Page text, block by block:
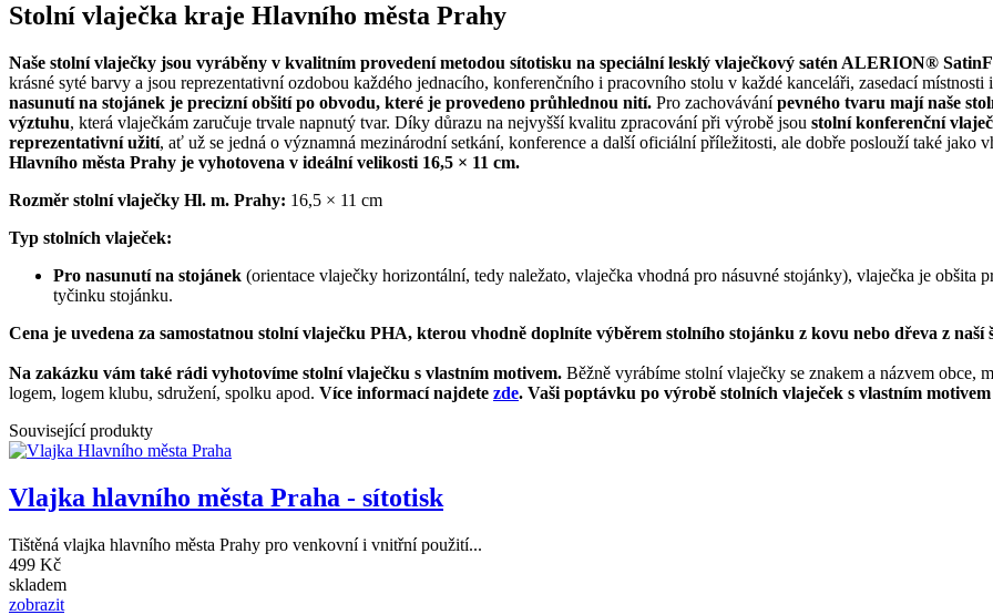
Stolní vlaječka kraje Hlavního města Prahy
Naše stolní vlaječky jsou vyráběny v kvalitním provedení metodou sítotisku na speciální lesklý vlaječkový satén ALERION®
krásné syté barvy a jsou reprezentativní ozdobou každého jednacího, konferenčního i pracovního stolu v každé kanceláři, zasedací místnosti
nasunutí na stojánek je precizní obšití po obvodu, které je provedeno průhlednou nití. Pro zachovávánípevného tvaru mají naše
výztuhu, která vlaječkám zaručuje trvale napnutý tvar. Díky důrazu na nejvyšší kvalitu zpracování při výrobě jsou stolní konferenční
reprezentativní užití, ať už se jedná o významná mezinárodní setkání, konference a další oficiální příležitosti, ale dobře poslouží také jako
Hlavního města Prahy je vyhotovena v ideální velikosti 16,5 × 11 cm.
Rozměr stolní vlaječky Hl. m. Prahy: 16,5 × 11 cm
Typ stolních vlaječek:
Pro nasunutí na stojánek (orientace vlaječky horizontální, tedy naležato, vlaječka vhodná pro násuvné stojánky), vlaječka je obšita
tyčinku stojánku.
Cena je uvedena za samostatnou stolní vlaječku PHA, kterou vhodně doplníte výběrem stolního stojánku z kovu nebo dřeva z naší
Na zakázku vám také rádi vyhotovíme stolní vlaječku s vlastním motivem. Běžně vyrábíme stolní vlaječky se znakem a názvem obce,
logem, logem klubu, sdružení, spolku apod. Více informací najdete zde. Vaši poptávku po výrobě stolních vlaječek s vlastním motivem
Související produkty
Vlajka hlavního města Praha - sítotisk
Tištěná vlajka hlavního města Prahy pro venkovní i vnitřní použití...
499 Kč
skladem
zobrazit